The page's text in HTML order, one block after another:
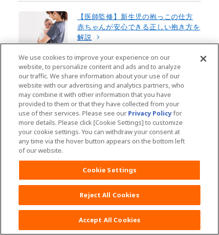
【医師監修】新生児の抱っこの仕方
赤ちゃんが安心できる正しい抱き方を
解説
おすすめの商品
We use cookies to improve your experience on our
website, to personalize content and ads and to analyze
our traffic. We share information about your use of our
website with our advertising and analytics partners, who
may combine it with other information that you have
provided to them or that they have collected from your
use of their services. Please see our Privacy Policyfor
more details. Please click [Cookie Settings] to customize
your cookie settings. You can withdraw your consent at
any time via the hover button appears on the bottom left
of our website.
Cookie Settings
Reject All Cookies
Accept All Cookies